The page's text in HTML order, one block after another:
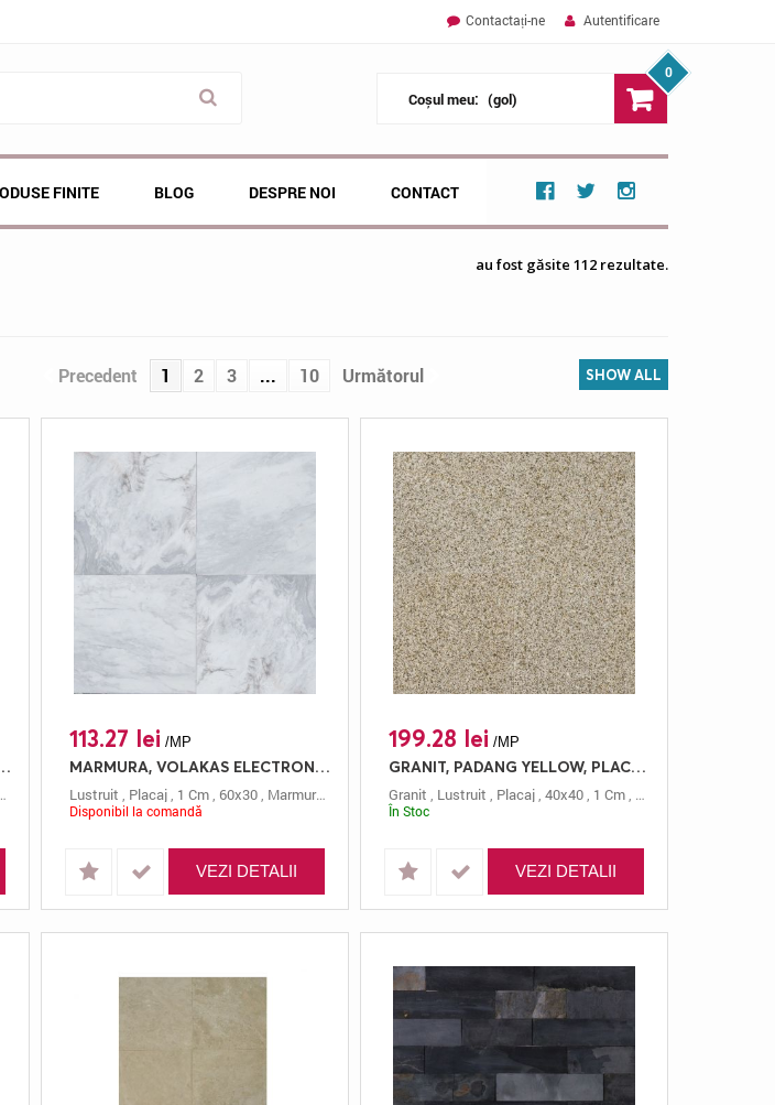
Autentificare
Contactați-ne
Coșul meu:
0
(gol)
FINITE BLOG DESPRE NOI CONTACT
au fost găsite 112 rezultate.
SHOW ALL
Precedent 1 2 3 ... 10 Următorul
60X30, 1, LUSTRUIT
Artesian
113.27 lei /MP
MARMURA, VOLAKAS ELECTRON, PLACAJ, 60X30, 1, LUSTRUIT
Lustruit , Placaj, 1 Cm, 60x30, Marmura , Volakas Electron
Disponibil la comandă
VEZI DETALII
199.28 lei /MP
GRANIT, PADANG YELLOW, PLACAJ, 40X40, 1, LUSTRUIT
Granit , Lustruit , Placaj, 40x40, 1 Cm, Galben
În Stoc
VEZI DETALII